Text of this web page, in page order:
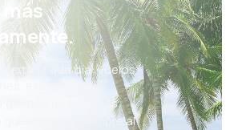
más
ofertas cada día: vuelos,
escapadas
gestión de reservas
que importa, siempre al